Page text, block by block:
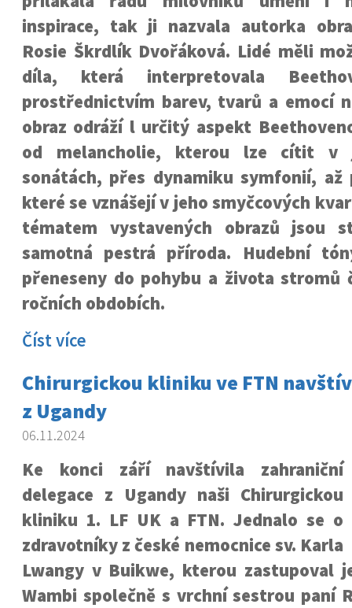
inspirace, tak ji nazvala autorka
Rosie Škrdlík Dvořáková. Lidé měli
díla, která interpretovala
prostřednictvím barev, tvarů a emocí
obraz odráží l určitý aspekt
od melancholie, kterou lze cítit v
sonátách, přes dynamiku symfonií,
které se vznášejí v jeho smyčcových
tématem vystavených obrazů jsou
samotná pestrá příroda. Hudební
přeneseny do pohybu a života stromů
ročních obdobích.
Číst více
Chirurgickou kliniku ve FTN
z Ugandy
06.11.2024
Ke konci září navštívila zahraniční
delegace z Ugandy naši Chirurgickou
kliniku 1. LF UK a FTN. Jednalo se o
zdravotníky z české nemocnice sv. Karla
Lwangy v Buikwe, kterou zastupoval
Wambi společně s vrchní sestrou paní